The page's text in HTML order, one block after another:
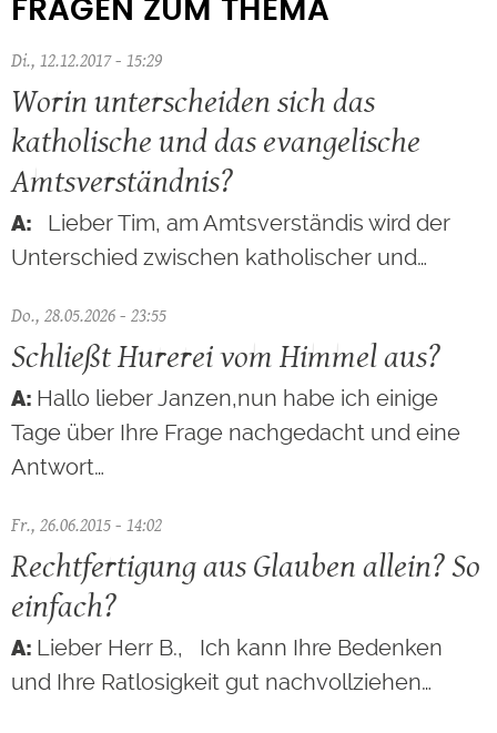
FRAGEN ZUM THEMA
Di., 12.12.2017 - 15:29
Worin unterscheiden sich das
katholische und das evangelische
Amtsverständnis?
Lieber Tim, am Amtsverständis wird der
Unterschied zwischen katholischer und…
Do., 28.05.2026 - 23:55
Schließt Hurerei vom Himmel aus?
Hallo lieber Janzen,nun habe ich einige
Tage über Ihre Frage nachgedacht und eine
Antwort…
Fr., 26.06.2015 - 14:02
Rechtfertigung aus Glauben allein? So
einfach?
Lieber Herr B., Ich kann Ihre Bedenken
und Ihre Ratlosigkeit gut nachvollziehen…